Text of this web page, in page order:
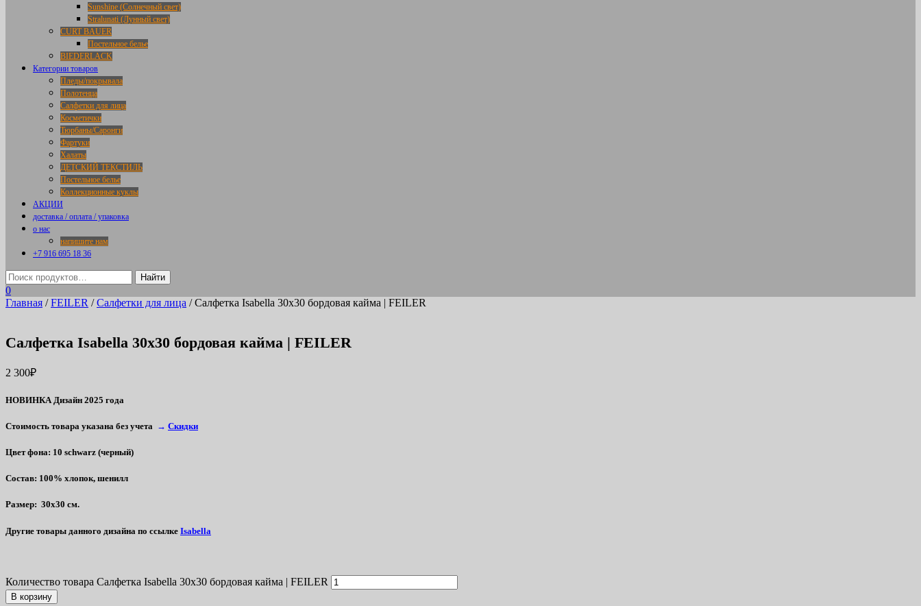
Sunshine (Солнечный свет)
Stralunati (Лунный свет)
CURT BAUER
Постельное белье
BIEDERLACK
Категории товаров
Пледы/покрывала
Полотенца
Салфетки для лица
Косметички
Тюрбаны/Саронги
Фартуки
Халаты
ДЕТСКИЙ ТЕКСТИЛЬ
Постельное белье
Коллекционные куклы
АКЦИИ
доставка / оплата / упаковка
о нас
напишите нам
+7 916 695 18 36
0
Главная /FEILER /Салфетки для лица / Салфетка Isabella 30х30 бордовая кайма | FEILER
Салфетка Isabella 30х30 бордовая кайма | FEILER
2 300₽
НОВИНКА Дизайн 2025 года
Стоимость товара указана без учета → Скидки
Цвет фона: 10 schwarz (черный)
Состав: 100% хлопок, шенилл
Размер: 30х30 см.
Другие товары данного дизайна по ссылке Isabella
Количество товара Салфетка Isabella 30х30 бордовая кайма | FEILER
В корзину